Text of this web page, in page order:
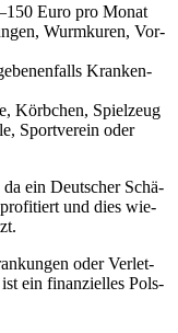
Euro pro Monat
Wurm­ku­ren, Vor­
Kran­ken­
Körb­chen, Spiel­zeug
Sport­ver­ein oder
da ein Deut­scher Schä­
und dies wie­
oder Ver­let­
ist ein finan­zi­el­les Pols­